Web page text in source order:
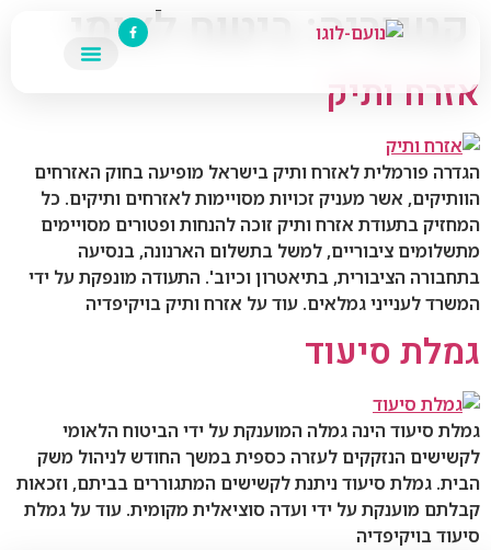
קטגוריה: ביטוח לאומי
ותיק
פורמלית לאזרח ותיק בישראל מופיעה בחוק האזרחים
אשר מעניק זכויות מסויימות לאזרחים ותיקים. כל
בתעודת אזרח ותיק זוכה להנחות ופטורים מסויימים
ציבוריים, למשל בתשלום הארנונה, בנסיעה
הציבורית, בתיאטרון וכיוב'. התעודה מונפקת על ידי
לענייני גמלאים. עוד על אזרח ותיק בויקיפדיה
סיעוד
סיעוד הינה גמלה המוענקת על ידי הביטוח הלאומי
הנזקקים לעזרה כספית במשך החודש לניהול משק
גמלת סיעוד ניתנת לקשישים המתגוררים בביתם, וזכאות
מוענקת על ידי ועדה סוציאלית מקומית. עוד על גמלת
בויקיפדיה